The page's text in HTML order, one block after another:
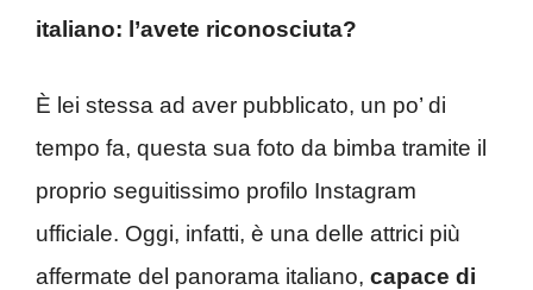
italiano: l’avete riconosciuta?
È lei stessa ad aver pubblicato, un po’ di
tempo fa, questa sua foto da bimba tramite il
proprio seguitissimo profilo Instagram
ufficiale. Oggi, infatti, è una delle attrici più
affermate del panorama italiano, capace di